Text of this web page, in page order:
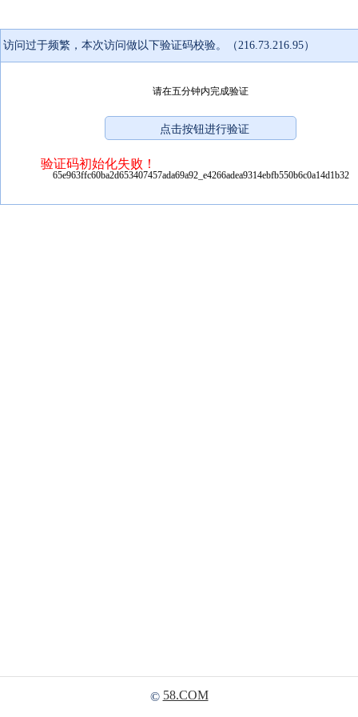
访问过于频繁，本次访问做以下验证码校验。（216.73.216.95）
请在五分钟内完成验证
验证码初始化失败！
65e963ffc60ba2d653407457ada69a92_e4266adea9314ebfb550b6c0a14d1b32
© 58.COM